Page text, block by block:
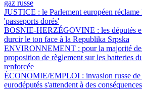
gaz russe
JUSTICE : le Parlement européen
'passeports dorés'
BOSNIE-HERZÉGOVINE : les députés
durcir le ton face à la Republika Srpska
ENVIRONNEMENT : pour la majorité
proposition de règlement sur les batteries
renforcée
ÉCONOMIE/EMPLOI : invasion russe
eurodéputés s'attendent à des